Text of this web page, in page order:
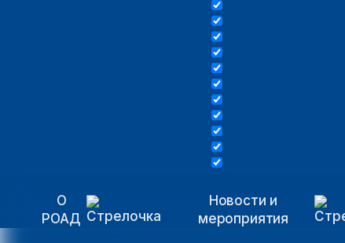
О
РОАД
Новости и
мероприятия